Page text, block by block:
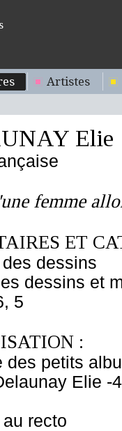
Artistes
Elie
femme
ET
dessins
dessins et
5
:
des petits
Elie -
recto